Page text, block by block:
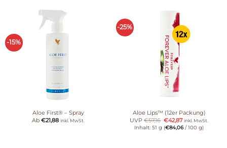
-15%
Aloe First® – Spray
Ab €21,88 inkl. MwSt.
-25%
Aloe Lips™ (12er Packung)
UVP €57,16 €42,87 inkl. MwSt.
Inhalt: 51 g (€84,06/ 100 g)